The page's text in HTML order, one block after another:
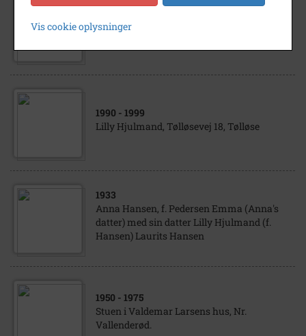
Lilly Hjulmand og hendes moster Marie.
1990 - 1999
Lilly Hjulmand, Tølløsevej 18, Tølløse
1933
Anna Hansen, f. Pedersen Emma (Anna's
datter) med sin datter Lilly Hjulmand (f.
Hansen) Laurits Hansen
1950 - 1975
Stuen i Valdemar Larsens hus, Nr.
Vallenderød.
Vis cookie oplysninger